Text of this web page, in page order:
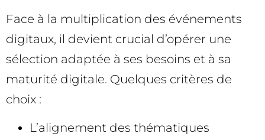
Face à la multiplication des événements
digitaux, il devient crucial d’opérer une
sélection adaptée à ses besoins et à sa
maturité digitale. Quelques critères de
choix :
L’alignement des thématiques